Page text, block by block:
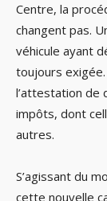
Centre, la
changent pas.
véhicule ayant
toujours
l’attestation de
impôts, dont
autres.
S’agissant du
cette nouvelle